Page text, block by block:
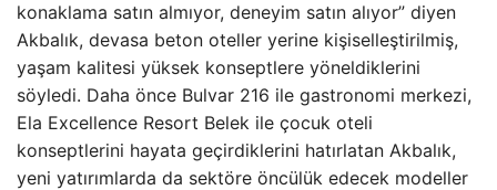
konaklama satın almıyor, deneyim satın alıyor” diyen
Akbalık, devasa beton oteller yerine kişiselleştirilmiş,
yaşam kalitesi yüksek konseptlere yöneldiklerini
söyledi. Daha önce Bulvar 216 ile gastronomi merkezi,
Ela Excellence Resort Belek ile çocuk oteli
konseptlerini hayata geçirdiklerini hatırlatan Akbalık,
yeni yatırımlarda da sektöre öncülük edecek modeller